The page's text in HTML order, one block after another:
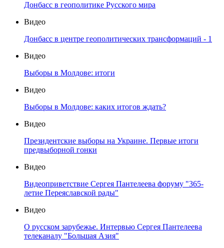
Донбасс в геополитике Русского мира
Видео
Донбасс в центре геополитических трансформаций - 1
Видео
Выборы в Молдове: итоги
Видео
Выборы в Молдове: каких итогов ждать?
Видео
Президентские выборы на Украине. Первые итоги
предвыборной гонки
Видео
Видеоприветствие Сергея Пантелеева форуму "365-
летие Переяславской рады"
Видео
О русском зарубежье. Интервью Сергея Пантелеева
телеканалу "Большая Азия"